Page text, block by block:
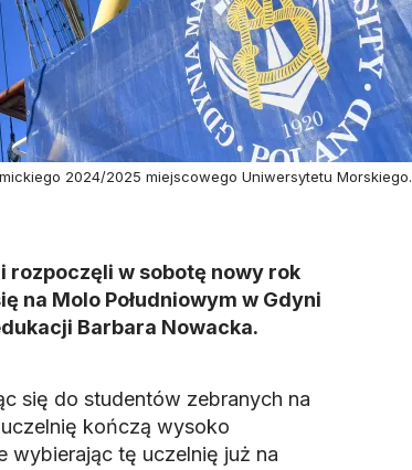
2024/2025 miejscowego Uniwersytetu Morskiego.
w sobotę nowy rok
na Molo Południowym w Gdyni
Barbara Nowacka.
się do studentów zebranych na
kończą wysoko
tę uczelnię już na